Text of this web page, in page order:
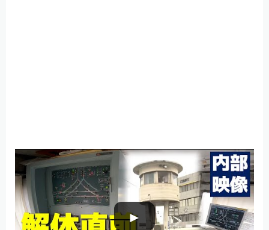
►
この映像で初めて塔の内部知りました